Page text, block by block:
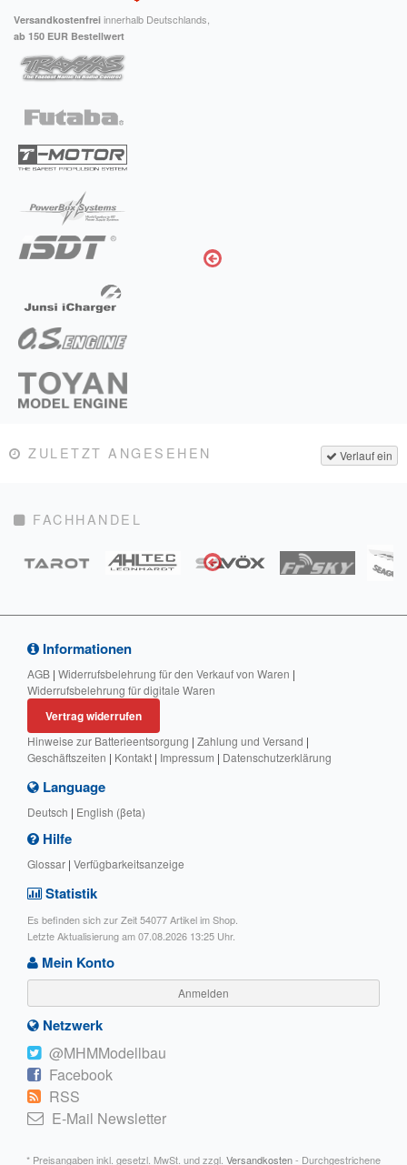
Versandkostenfrei innerhalb Deutschlands,
ab 150 EUR Bestellwert
Verlauf ein
ZULETZT ANGESEHEN
FACHHANDEL
Informationen
AGB | Widerrufsbelehrung für den Verkauf von Waren |
Widerrufsbelehrung für digitale Waren
Vertrag widerrufen
Hinweise zur Batterieentsorgung | Zahlung und Versand |
Geschäftszeiten | Kontakt | Impressum | Datenschutzerklärung
Language
Deutsch | English (βeta)
Hilfe
Glossar | Verfügbarkeitsanzeige
Statistik
Es befinden sich zur Zeit 54077 Artikel im Shop.
Letzte Aktualisierung am 07.08.2026 13:25 Uhr.
Mein Konto
Anmelden
Netzwerk
@MHMModellbau
Facebook
RSS
E-Mail Newsletter
* Preisangaben inkl. gesetzl. MwSt. und zzgl. Versandkosten- Durchgestrichene